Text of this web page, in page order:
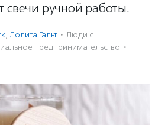
свечи ручной работы.
, Лолита Гальт · Люди с
предпри­нима­тель­ство ·